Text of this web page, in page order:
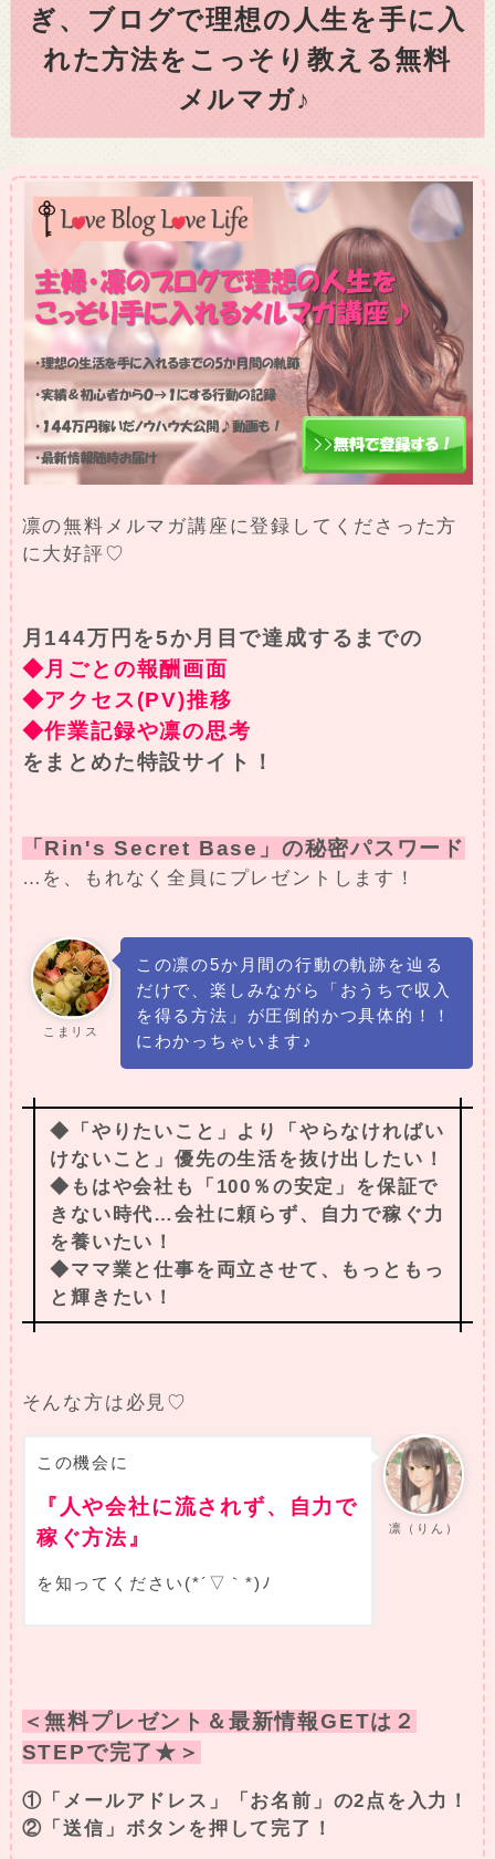
ぎ、ブログで理想の人生を手に入
れた方法をこっそり教える無料
メルマガ♪
凛の無料メルマガ講座に登録してくださった方
に大好評♡
月144万円を5か月目で達成するまでの
◆月ごとの報酬画面
◆アクセス(PV)推移
◆作業記録や凛の思考
をまとめた特設サイト！
「Rin's Secret Base」の秘密パスワード
…を、もれなく全員にプレゼントします！
こまリス
この凛の5か月間の行動の軌跡を辿る
だけで、楽しみながら「おうちで収入
を得る方法」が圧倒的かつ具体的！！
にわかっちゃいます♪
◆「やりたいこと」より「やらなければい
けないこと」優先の生活を抜け出したい！
◆もはや会社も「100％の安定」を保証で
きない時代…会社に頼らず、自力で稼ぐ力
を養いたい！
◆ママ業と仕事を両立させて、もっともっ
と輝きたい！
そんな方は必見♡
凛（りん）
この機会に
『人や会社に流されず、自力で
稼ぐ方法』
を知ってください(*´▽｀*)ﾉ
＜無料プレゼント＆最新情報GETは２
STEPで完了★＞
①「メールアドレス」「お名前」の2点を入力！
②「送信」ボタンを押して完了！